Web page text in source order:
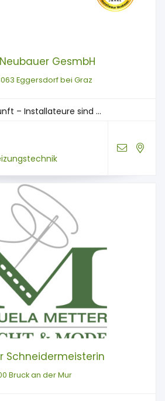
GesmbH
Eggersdorf bei Graz
– Installateure sind ...
Schneidermeisterin
Bruck an der Mur